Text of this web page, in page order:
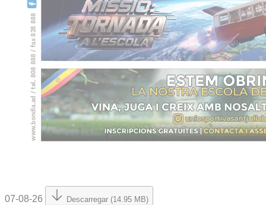
07-08-26 Descarregar (14.95 MB)